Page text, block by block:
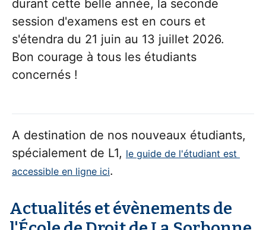
durant cette belle année, la seconde
session d'examens est en cours et
s'étendra du 21 juin au 13 juillet 2026.
Bon courage à tous les étudiants
concernés !
A destination de nos nouveaux étudiants,
spécialement de L1, le guide de l'étudiant est
accessible en ligne ici.
Actualités et évènements de